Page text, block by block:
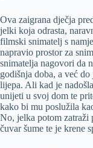
Ova zaigrana dječja
jelki koja odrasta,
filmski snimatelj s
napravio prostor za
snimatelja nagovori da
godišnja doba, a već
lijepa. Ali kad je
unijeti u svoj dom te
kako bi mu poslužila
No, jelka potom zatraži
čuvar šume te je krene